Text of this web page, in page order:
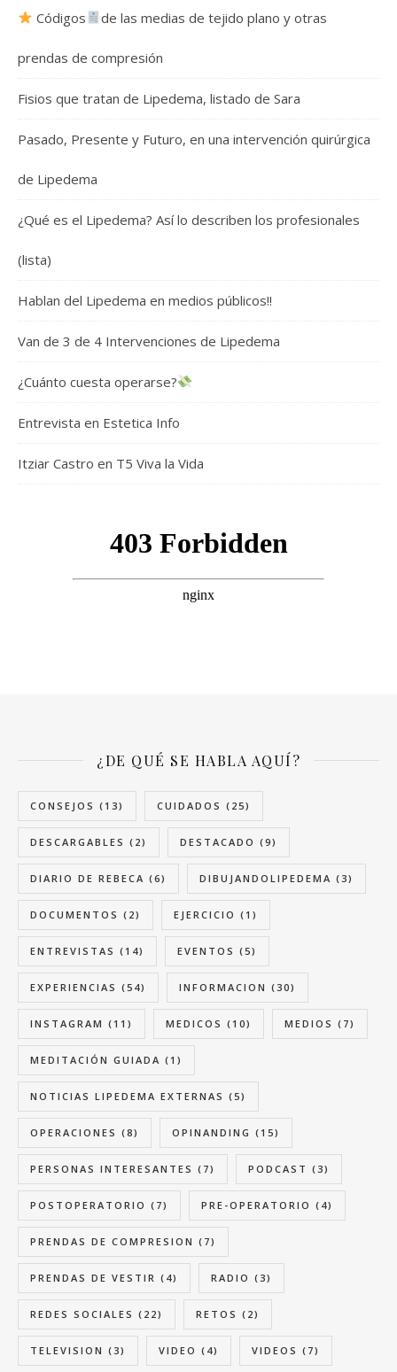
Códigos de las medias de tejido plano y otras
prendas de compresión
Fisios que tratan de Lipedema, listado de Sara
Pasado, Presente y Futuro, en una intervención quirúrgica
de Lipedema
¿Qué es el Lipedema? Así lo describen los profesionales
(lista)
Hablan del Lipedema en medios públicos!!
Van de 3 de 4 Intervenciones de Lipedema
¿Cuánto cuesta operarse?
Entrevista en Estetica Info
Itziar Castro en T5 Viva la Vida
¿DE QUÉ SE HABLA AQUÍ?
CONSEJOS (13) CUIDADOS (25)
DESCARGABLES (2) DESTACADO (9)
DIARIO DE REBECA (6) DIBUJANDOLIPEDEMA (3)
DOCUMENTOS (2) EJERCICIO (1)
ENTREVISTAS (14) EVENTOS (5)
EXPERIENCIAS (54) INFORMACION (30)
INSTAGRAM (11) MEDICOS (10) MEDIOS (7)
MEDITACIÓN GUIADA (1)
NOTICIAS LIPEDEMA EXTERNAS (5)
OPERACIONES (8) OPINANDING (15)
PERSONAS INTERESANTES (7) PODCAST (3)
POSTOPERATORIO (7) PRE-OPERATORIO (4)
PRENDAS DE COMPRESION (7)
PRENDAS DE VESTIR (4) RADIO (3)
REDES SOCIALES (22) RETOS (2)
TELEVISION (3) VIDEO (4) VIDEOS (7)